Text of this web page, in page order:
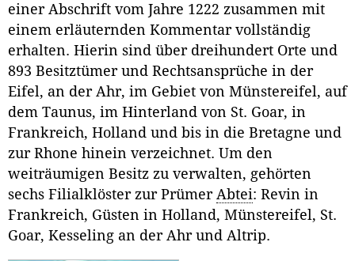
einer Abschrift vom Jahre 1222 zusammen mit
einem erläuternden Kommentar vollständig
erhalten. Hierin sind über dreihundert Orte und
893 Besitztümer und Rechtsansprüche in der
Eifel, an der Ahr, im Gebiet von Münstereifel, auf
dem Taunus, im Hinterland von St. Goar, in
Frankreich, Holland und bis in die Bretagne und
zur Rhone hinein verzeichnet. Um den
weiträumigen Besitz zu verwalten, gehörten
sechs Filialklöster zur Prümer Abtei: Revin in
Frankreich, Güsten in Holland, Münstereifel, St.
Goar, Kesseling an der Ahr und Altrip.